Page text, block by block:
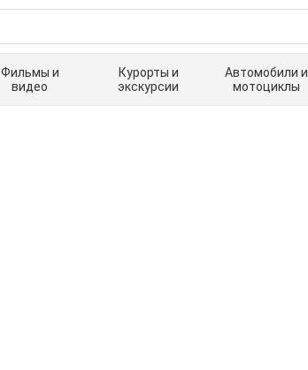
Фильмы и
видео
Курорты и
экскурсии
Автомобили и
мотоциклы